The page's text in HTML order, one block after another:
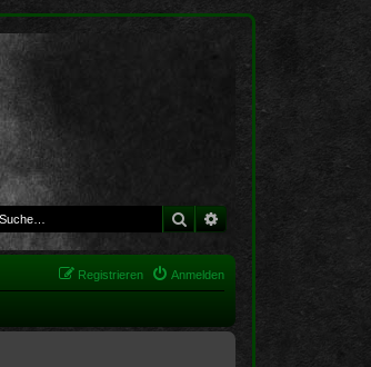
Suche Erweiterte Suche
Anmelden
Registrieren